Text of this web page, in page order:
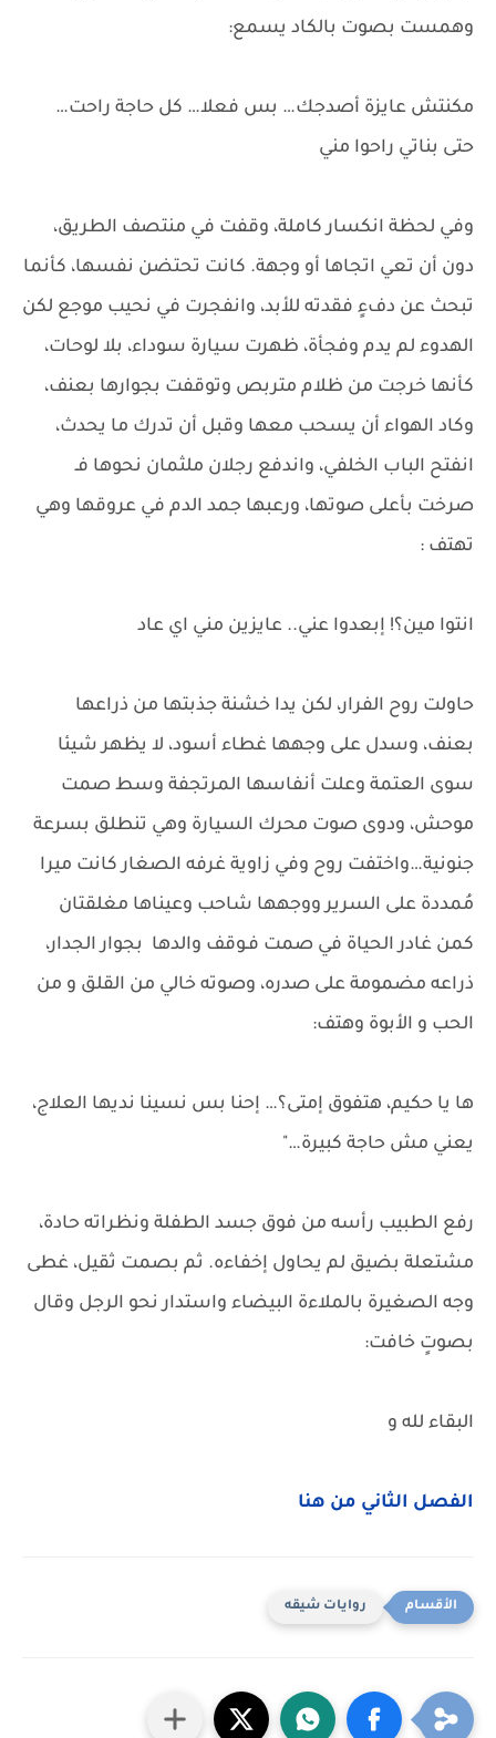
وهمست بصوت بالكاد يسمع:
مكنتش عايزة أصدجك… بس فعلا… كل حاجة راحت…
حتى بناتي راحوا مني
وفي لحظة انكسار كاملة، وقفت في منتصف الطريق،
دون أن تعي اتجاها أو وجهة. كانت تحتضن نفسها، كأنما
تبحث عن دفءٍ فقدته للأبد، وانفجرت في نحيب موجع لكن
الهدوء لم يدم وفجأة، ظهرت سيارة سوداء، بلا لوحات،
كأنها خرجت من ظلام متربص وتوقفت بجوارها بعنف،
وكاد الهواء أن يسحب معها وقبل أن تدرك ما يحدث،
انفتح الباب الخلفي، واندفع رجلان ملثمان نحوها فـ
صرخت بأعلى صوتها، ورعبها جمد الدم في عروقها وهي
تهتف :
انتوا مين؟! إبعدوا عني.. عايزين مني اي عاد
حاولت روح الفرار، لكن يدا خشنة جذبتها من ذراعها
بعنف، وسدل على وجهها غطاء أسود، لا يظهر شيئا
سوى العتمة وعلت أنفاسها المرتجفة وسط صمت
موحش، ودوى صوت محرك السيارة وهي تنطلق بسرعة
جنونية…واختفت روح وفي زاوية غرفه الصغار كانت ميرا
مُمددة على السرير ووجهها شاحب وعيناها مغلقتان
كمن غادر الحياة في صمت فـوقف والدها بجوار الجدار،
ذراعه مضمومة على صدره، وصوته خالي من القلق و من
الحب و الأبوة وهتف:
ها يا حكيم، هتفوق إمتى؟… إحنا بس نسينا نديها العلاج،
يعني مش حاجة كبيرة…"
رفع الطبيب رأسه من فوق جسد الطفلة ونظراته حادة،
مشتعلة بضيق لم يحاول إخفاءه. ثم بصمت ثقيل، غطى
وجه الصغيرة بالملاءة البيضاء واستدار نحو الرجل وقال
بصوتٍ خافت:
البقاء لله و
الفصل الثاني من هنا
روايات شيقه